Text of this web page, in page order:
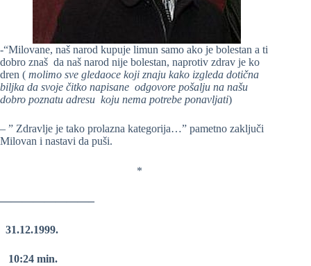
-“Milovane, naš narod kupuje limun samo ako je bolestan a ti
dobro znaš da naš narod nije bolestan, naprotiv zdrav je ko
dren ( molimo sve gledaoce koji znaju kako izgleda dotična
biljka da svoje čitko napisane odgovore pošalju na našu
dobro poznatu adresu koju nema potrebe ponavljati)
– ” Zdravlje je tako prolazna kategorija…” pametno zaključi
Milovan i nastavi da puši.
*
————————–
31.12.1999.
10:24 min.